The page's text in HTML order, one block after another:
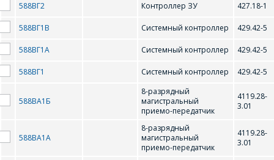
588BГ2 Контроллер ЗУ 427.18-1
588BГ1B Системный контроллер 429.42-5
588BГ1A Системный контроллер 429.42-5
588BГ1 Системный контроллер 429.42-5
588BA1Б
8-разрядный
магистральный
приемо-передатчик
4119.28-
3.01
588ВА1А
8-разрядный
магистральный
приемо-передатчик
4119.28-
3.01
осуществляются в ТД
(17) 350-94-32
интересующее Вас
сотрудники компании
свяжутся с Вами по
вопросам стоимости
и сроков поставки.
Фамилия Имя*
КОМПАНИИ С
РАДОСТЬЮ
ОТВЕТЯТ НА